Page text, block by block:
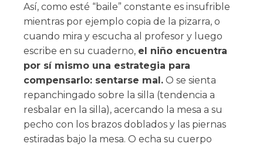
Así, como esté “baile” constante es insufrible
mientras por ejemplo copia de la pizarra, o
cuando mira y escucha al profesor y luego
escribe en su cuaderno, el niño encuentra
por sí mismo una estrategia para
compensarlo: sentarse mal. O se sienta
repanchingado sobre la silla (tendencia a
resbalar en la silla), acercando la mesa a su
pecho con los brazos doblados y las piernas
estiradas bajo la mesa. O echa su cuerpo